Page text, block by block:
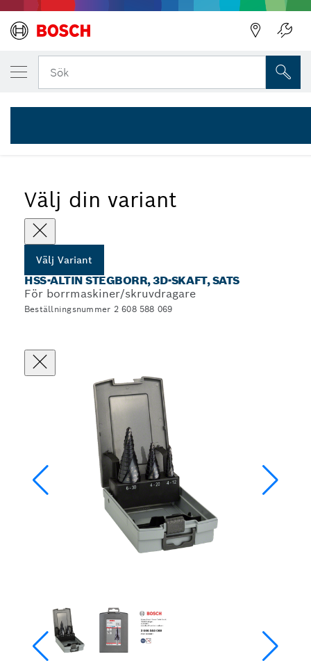
Sök
... HSS-AlTiN stegborrsatser med 3D-skaft
Välj din variant
Välj Variant
HSS-ALTIN STEGBORR, 3D-SKAFT, SATS
För borrmaskiner/skruvdragare
Beställningsnummer 2 608 588 069
DIN UTVALDA VARIANT
HSS-AlTiN stegborrsats 4-12/4-20/6-30, 3
2 608 588 069